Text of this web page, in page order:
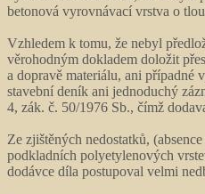
betonová vyrovnávací vrstva o
Vzhledem k tomu, že nebyl
věrohodným dokladem doložit
a dopravě materiálu, ani případné
stavební deník ani jednoduchý
4, zák. č. 50/1976 Sb., čímž
Ze zjištěných nedostatků,
podkladních polyetylenových
dodávce díla postupoval velmi